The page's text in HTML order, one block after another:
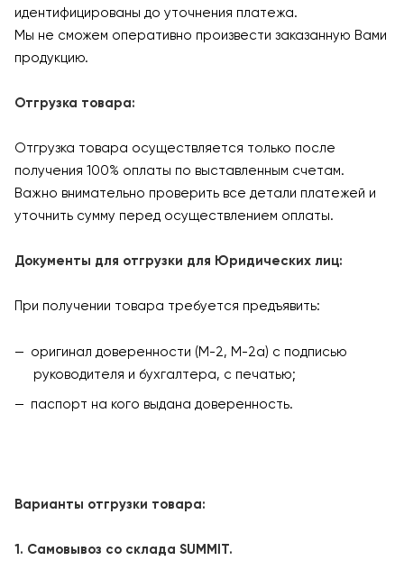
идентифицированы до уточнения платежа.
Мы не сможем оперативно произвести заказанную Вами
продукцию.
Отгрузка товара:
Отгрузка товара осуществляется только после
получения 100% оплаты по выставленным счетам.
Важно внимательно проверить все детали платежей и
уточнить сумму перед осуществлением оплаты.
Документы для отгрузки для Юридических лиц:
При получении товара требуется предъявить:
оригинал доверенности (М-2, М-2а) с подписью
руководителя и бухгалтера, с печатью;
паспорт на кого выдана доверенность.
Варианты отгрузки товара:
1. Самовывоз со склада SUMMIT.